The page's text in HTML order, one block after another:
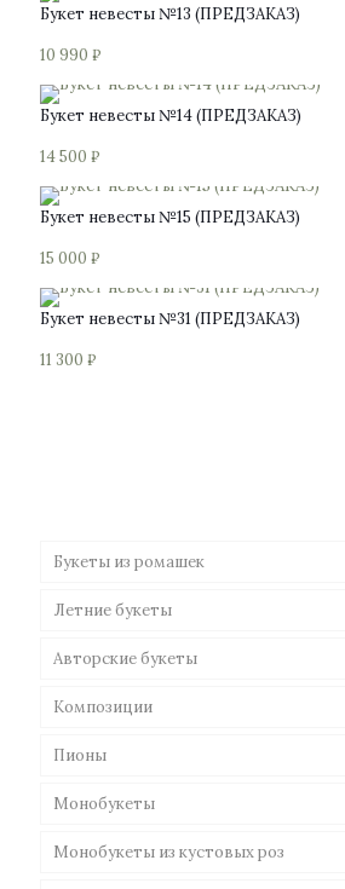
Букет невесты №13 (ПРЕДЗАКАЗ)
10 990 ₽
Букет невесты №14 (ПРЕДЗАКАЗ)
14 500 ₽
Букет невесты №15 (ПРЕДЗАКАЗ)
15 000 ₽
Букет невесты №31 (ПРЕДЗАКАЗ)
11 300 ₽
Букеты из ромашек
Летние букеты
Авторские букеты
Композиции
Пионы
Монобукеты
Монобукеты из кустовых роз